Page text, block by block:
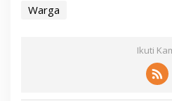
Warga
Ikuti